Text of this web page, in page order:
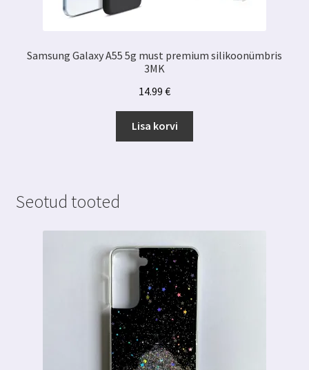
Samsung Galaxy A55 5g must premium silikoonümbris
3MK
14.99 €
Lisa korvi
Seotud tooted